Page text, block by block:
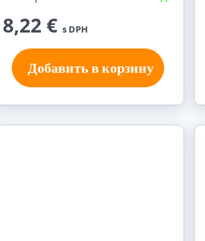
8,22 € s DPH
Добавить в корзину